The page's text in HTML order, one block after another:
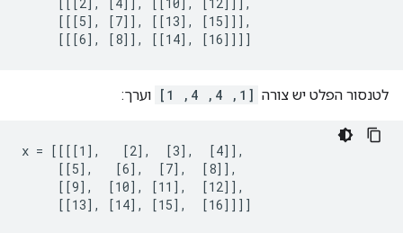
     [[[5], [7]], [[13], [15]]],
     [[[6], [8]], [[14], [16]]]]
לטנסור הפלט יש צורה [1, 4, 4, 1] וערך:
x = [[[[1],   [2],  [3],  [4]],
     [[5],   [6],  [7],  [8]],
     [[9],  [10], [11],  [12]],
     [[13], [14], [15],  [16]]]]